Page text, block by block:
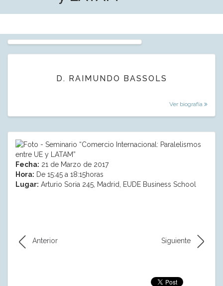
D. RAIMUNDO BASSOLS
Ver biografía
Fecha: 21 de Marzo de 2017
Hora: De 15:45 a 18:15horas
Lugar: Arturio Soria 245, Madrid, EUDE Business School
Anterior Siguiente